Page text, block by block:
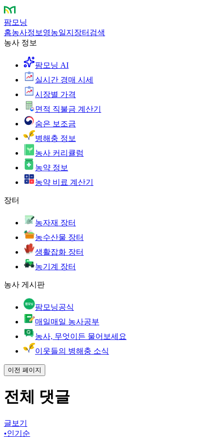
팜모닝
홈농사정보 영농일지 장터 검색
농사 정보
팜모닝 AI
실시간 경매 시세
시장별 가격
면적 직불금 계산기
숨은 보조금
병해충 정보
농사 커리큘럼
농약 정보
농약 비료 계산기
장터
농자재 장터
농수산물 장터
생활잡화 장터
농기계 장터
농사 게시판
팜모닝공식
매일매일 농사공부
농사, 무엇이든 물어보세요
이웃들의 병해충 소식
이전 페이지
전체 댓글
글보기
•인기순